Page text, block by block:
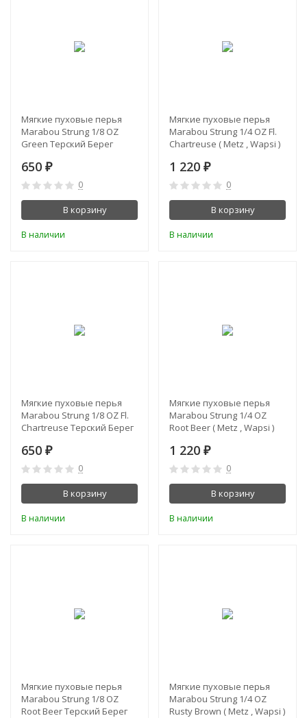
Мягкие пуховые перья
Marabou Strung 1/8 OZ
Green Терский Берег
650 ₽
0
В корзину
В наличии
Мягкие пуховые перья
Marabou Strung 1/4 OZ Fl.
Chartreuse ( Metz , Wapsi )
1 220 ₽
0
В корзину
В наличии
Мягкие пуховые перья
Marabou Strung 1/8 OZ Fl.
Chartreuse Терский Берег
650 ₽
0
В корзину
В наличии
Мягкие пуховые перья
Marabou Strung 1/4 OZ
Root Beer ( Metz , Wapsi )
1 220 ₽
0
В корзину
В наличии
Мягкие пуховые перья
Marabou Strung 1/8 OZ
Root Beer Терский Берег
Мягкие пуховые перья
Marabou Strung 1/4 OZ
Rusty Brown ( Metz , Wapsi )